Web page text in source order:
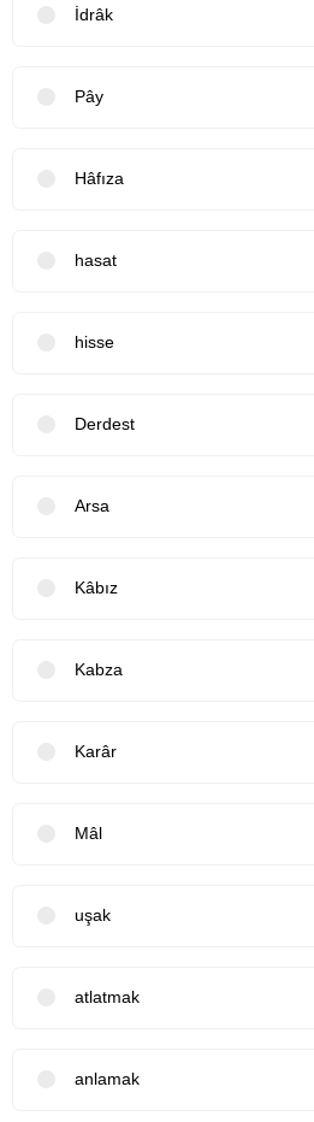
İdrâk
Pây
Hâfıza
hasat
hisse
Derdest
Arsa
Kâbız
Kabza
Karâr
Mâl
uşak
atlatmak
anlamak